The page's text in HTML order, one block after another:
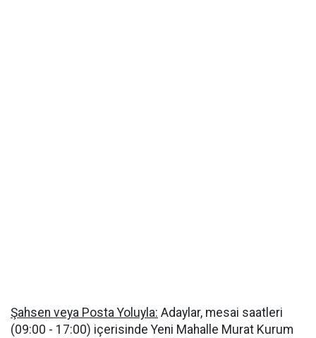
Şahsen veya Posta Yoluyla: Adaylar, mesai saatleri
(09:00 - 17:00) içerisinde Yeni Mahalle Murat Kurum